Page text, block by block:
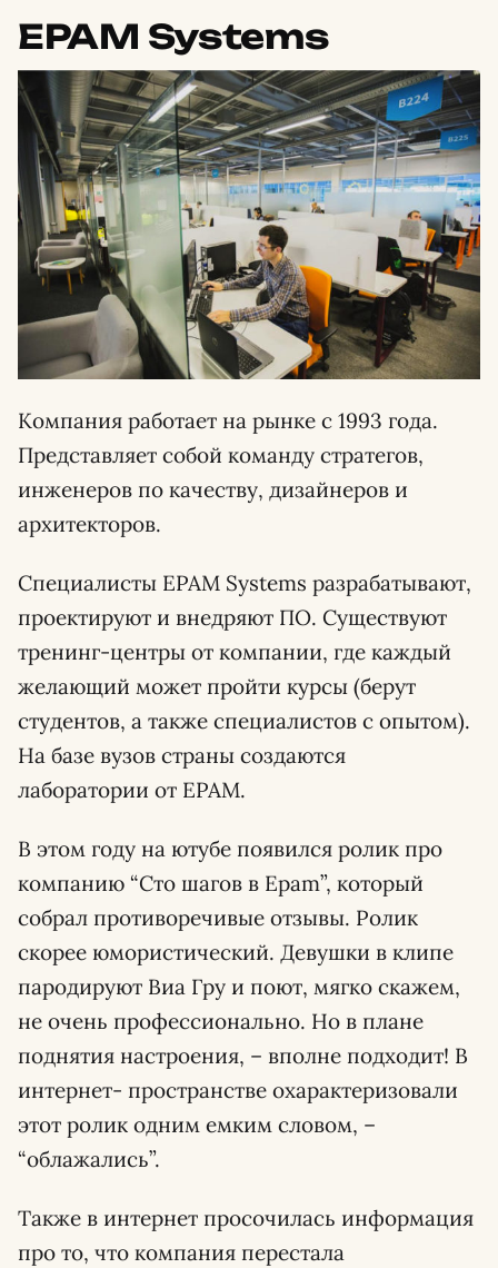
EPAM Systems
Компания работает на рынке с 1993 года.
Представляет собой команду стратегов,
инженеров по качеству, дизайнеров и
архитекторов.
Специалисты EPAM Systems разрабатывают,
проектируют и внедряют ПО. Существуют
тренинг-центры от компании, где каждый
желающий может пройти курсы (берут
студентов, а также специалистов с опытом).
На базе вузов страны создаются
лаборатории от EPAM.
В этом году на ютубе появился ролик про
компанию “Сто шагов в Epam”, который
собрал противоречивые отзывы. Ролик
скорее юмористический. Девушки в клипе
пародируют Виа Гру и поют, мягко скажем,
не очень профессионально. Но в плане
поднятия настроения, – вполне подходит! В
интернет- пространстве охарактеризовали
этот ролик одним емким словом, –
“облажались”.
Также в интернет просочилась информация
про то, что компания перестала